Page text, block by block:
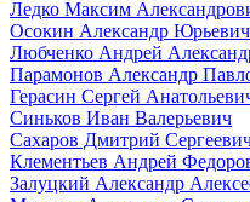
Ледко Максим
Осокин Александр Юрьевич
Любченко Андрей
Парамонов Александр
Герасин Сергей
Синьков Иван Валерьевич
Сахаров Дмитрий
Клементьев Андрей
Залуцкий Александр